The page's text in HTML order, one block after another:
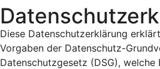
Diese Datenschutzerklärung
Vorgaben der Datenschutz-
Datenschutzgesetz (DSG),